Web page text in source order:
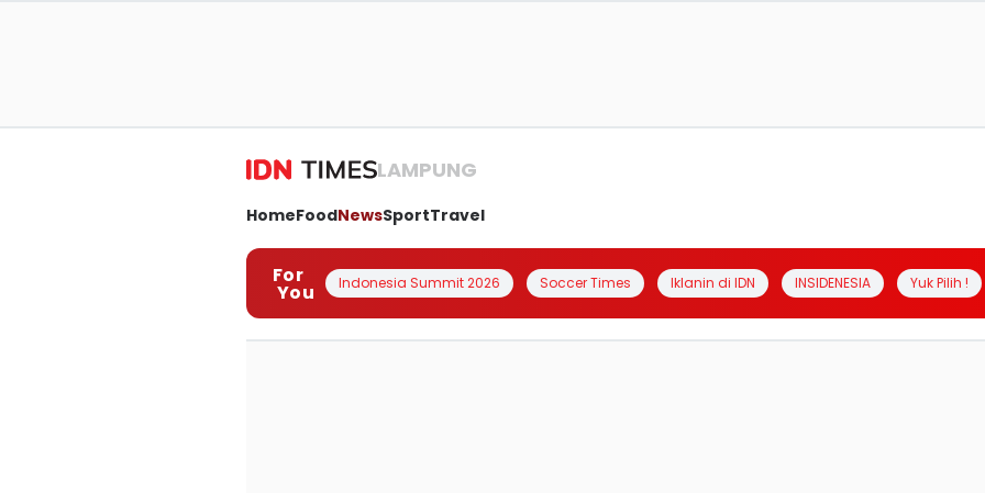
LAMPUNG
HomeFoodNewsSportTravel
For
You Indonesia Summit 2026 Soccer Times Iklanin di IDN INSIDENESIA Yuk Pilih !